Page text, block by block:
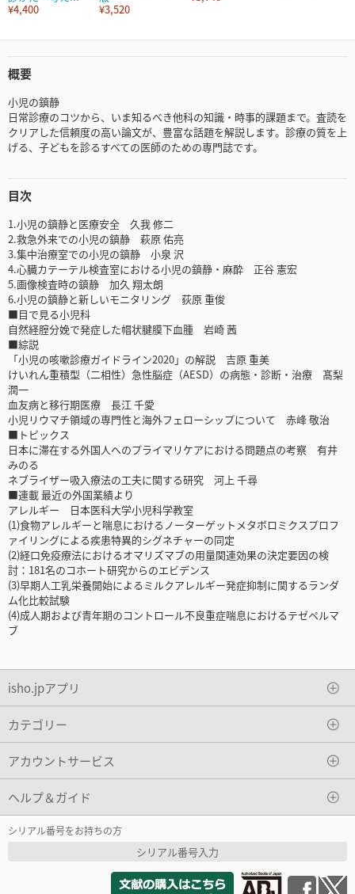
¥4,400
¥3,520
概要
小児の鎮静
日常診療のコツから、いま知るべき他科の知識・時事的課題まで。査読を
クリアした信頼度の高い論文が、豊富な話題を解説します。診療の質を上
げる、子どもを診るすべての医師のための専門誌です。
目次
1.小児の鎮静と医療安全 久我 修二
2.救急外来での小児の鎮静 萩原 佑亮
3.集中治療室での小児の鎮静 小泉 沢
4.心臓カテーテル検査室における小児の鎮静・麻酔 正谷 憲宏
5.画像検査時の鎮静 加久 翔太朗
6.小児の鎮静と新しいモニタリング 荻原 重俊
■目で見る小児科
自然経腟分娩で発症した帽状腱膜下血腫 岩崎 茜
■綜説
「小児の咳嗽診療ガイドライン2020」の解説 吉原 重美
けいれん重積型（二相性）急性脳症（AESD）の病態・診断・治療 髙梨
潤一
血友病と移行期医療 長江 千愛
小児リウマチ領域の専門性と海外フェローシップについて 赤峰 敬治
■トピックス
日本に滞在する外国人へのプライマリケアにおける問題点の考察 有井
みのる
ネブライザー吸入療法の工夫に関する研究 河上 千尋
■連載 最近の外国業績より
アレルギー 日本医科大学小児科学教室
(1)食物アレルギーと喘息におけるノーターゲットメタボロミクスプロフ
ァイリングによる疾患特異的シグネチャーの同定
(2)経口免疫療法におけるオマリズマブの用量関連効果の決定要因の検
討：181名のコホート研究からのエビデンス
(3)早期人工乳栄養開始によるミルクアレルギー発症抑制に関するランダ
ム化比較試験
(4)成人期および青年期のコントロール不良重症喘息におけるテゼペルマ
ブ
isho.jpアプリ
カテゴリー
アカウントサービス
ヘルプ＆ガイド
シリアル番号をお持ちの方
シリアル番号入力